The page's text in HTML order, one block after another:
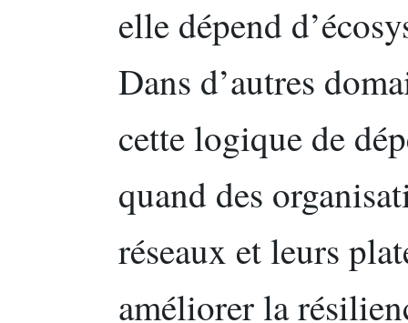
elle dépend
Dans d’autres
cette logique de
quand des
réseaux et leurs
améliorer la